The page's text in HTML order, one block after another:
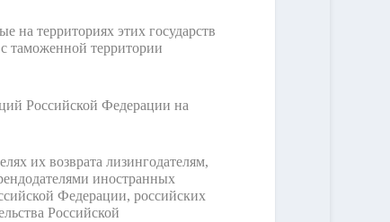
на территориях этих государств
таможенной территории
Российской Федерации на
их возврата лизингодателям,
иностранных
Федерации, российских
Российской